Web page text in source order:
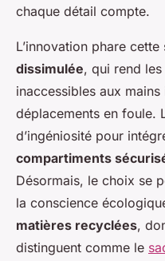
chaque détail compte.
L’innovation phare cette
dissimulée, qui rend
inaccessibles aux
déplacements en foule.
d’ingéniosité pour
compartiments
Désormais, le choix se
la conscience
matières recyclées,
distinguent comme le